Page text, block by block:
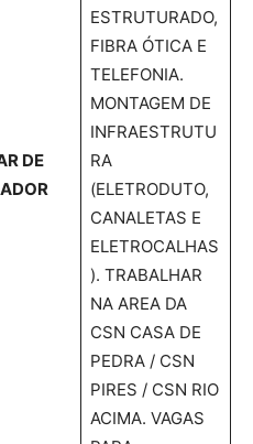
DE
ESTRUTURADO,
FIBRA ÓTICA E
TELEFONIA.
MONTAGEM DE
INFRAESTRUTU
RA
(ELETRODUTO,
CANALETAS E
ELETROCALHAS
). TRABALHAR
NA AREA DA
CSN CASA DE
PEDRA / CSN
PIRES / CSN RIO
ACIMA. VAGAS